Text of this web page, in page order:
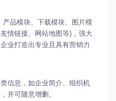
品模块、下载模块、图片模
情链接、网站地图等)，强大
业打造出专业且具有营销力
信息，如企业简介、组织机
并可随意增删。